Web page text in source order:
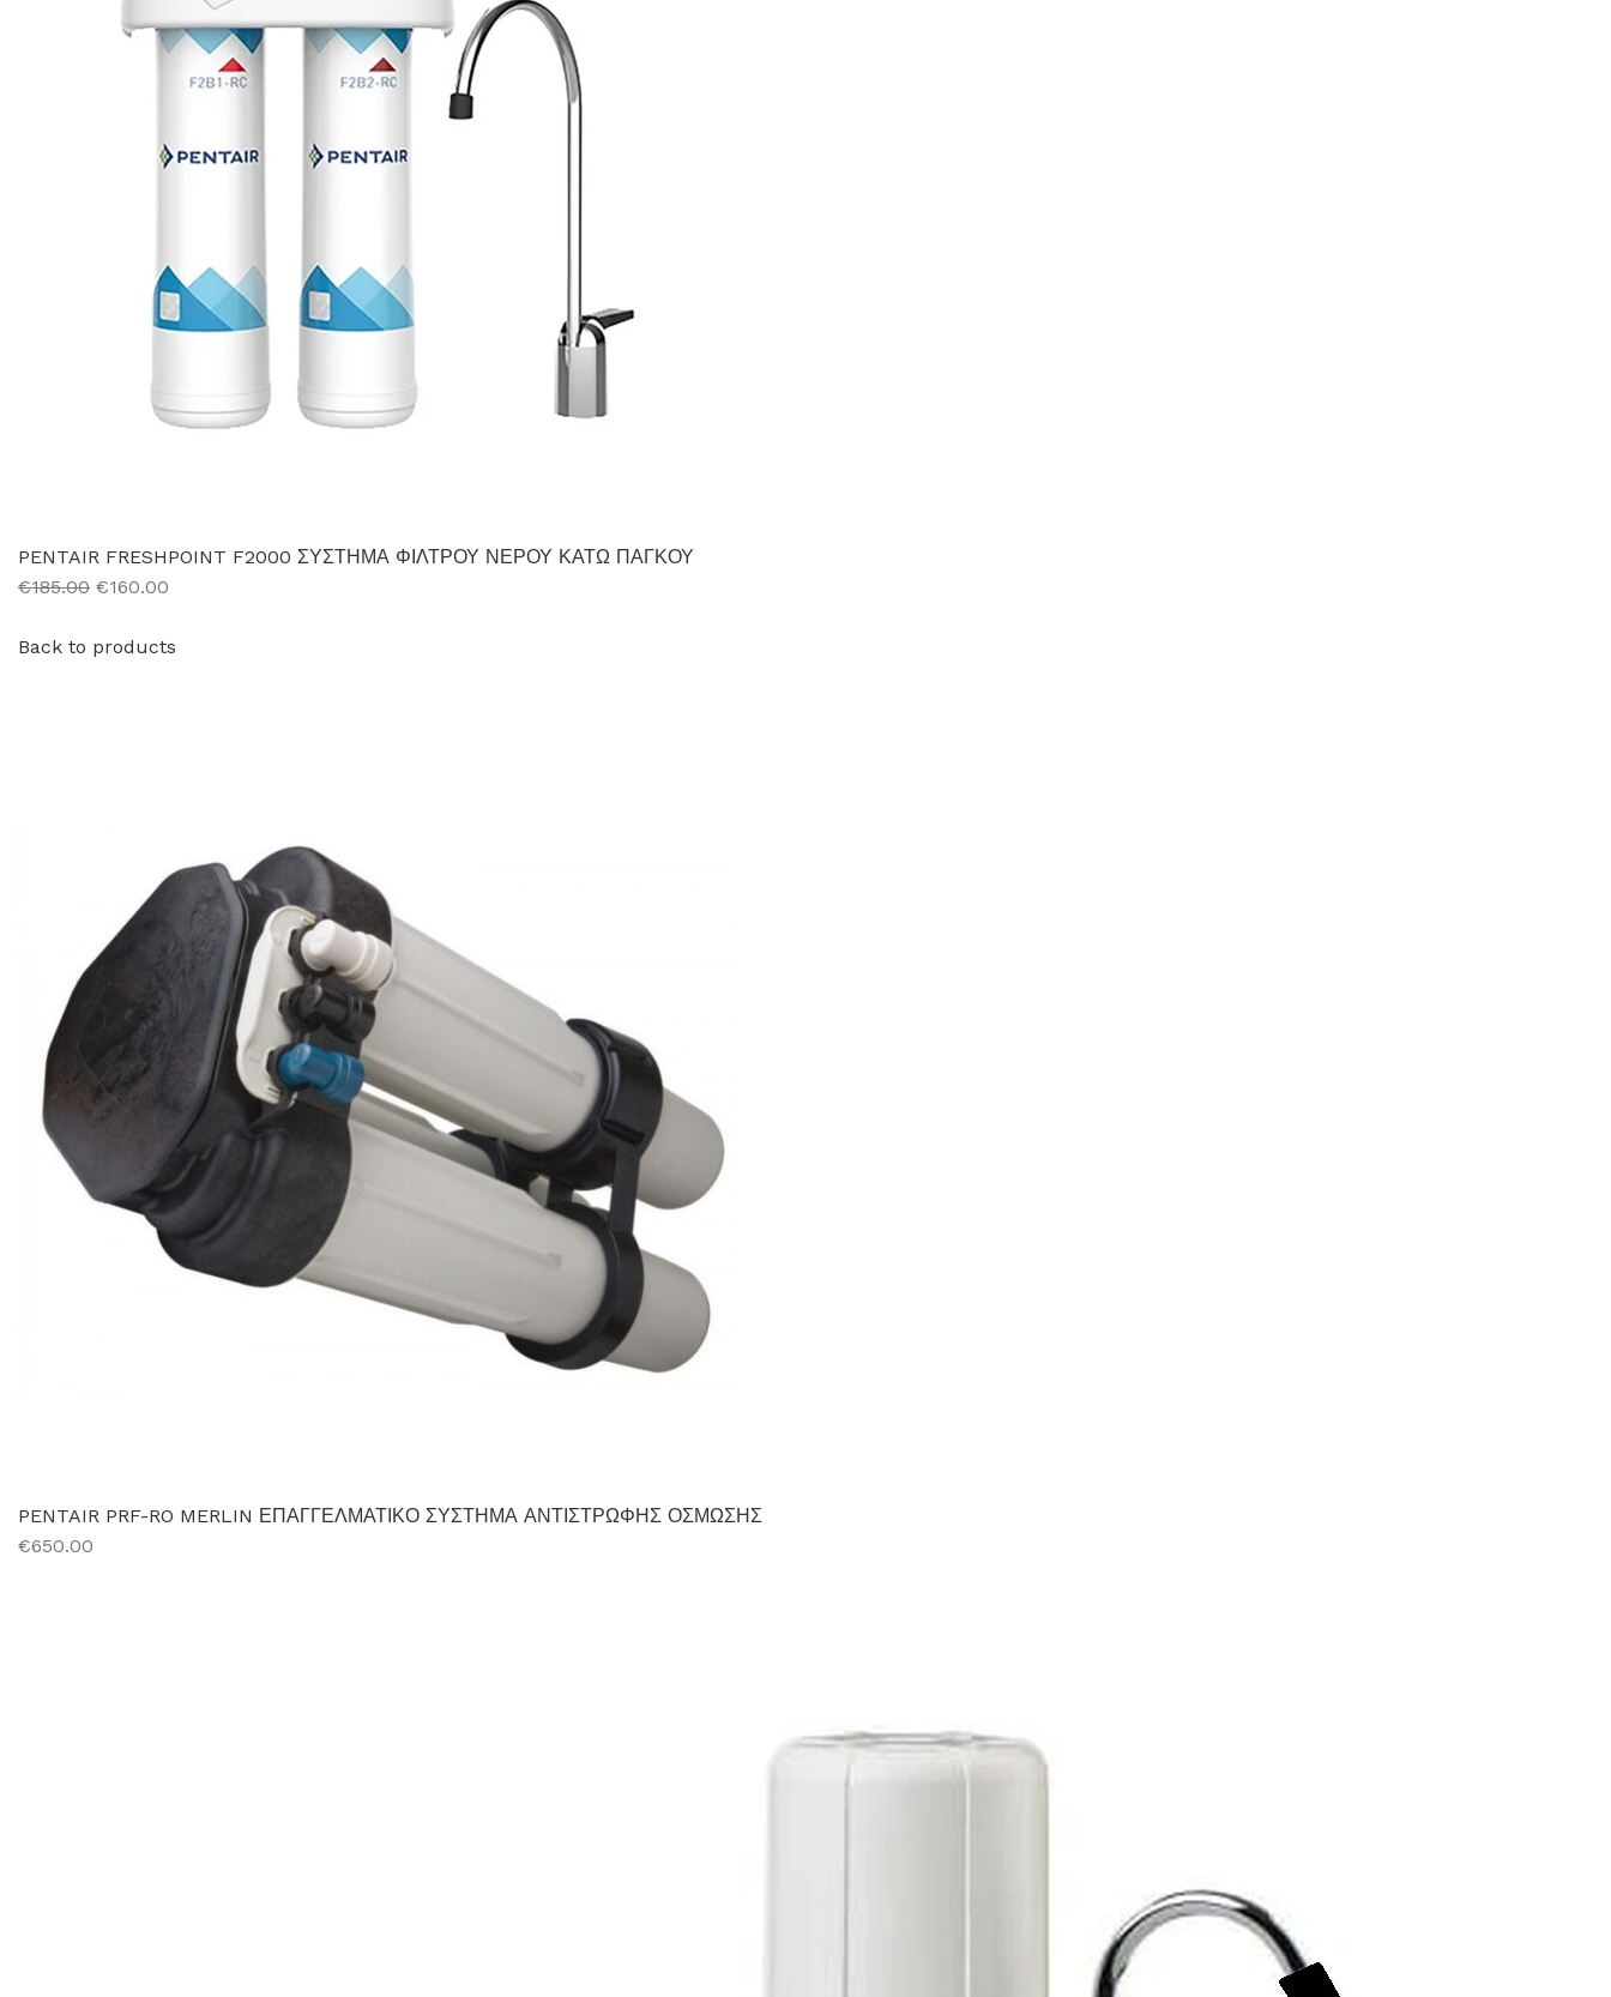
PENTAIR FRESHPOINT F2000 ΣΥΣΤΗΜΑ ΦΙΛΤΡΟΥ ΝΕΡΟΥ ΚΑΤΩ ΠΑΓΚΟΥ
€185.00 €160.00
Back to products
PENTAIR PRF-RO MERLIN ΕΠΑΓΓΕΛΜΑΤΙΚΟ ΣΥΣΤΗΜΑ ΑΝΤΙΣΤΡΩΦΗΣ ΟΣΜΩΣΗΣ
€650.00